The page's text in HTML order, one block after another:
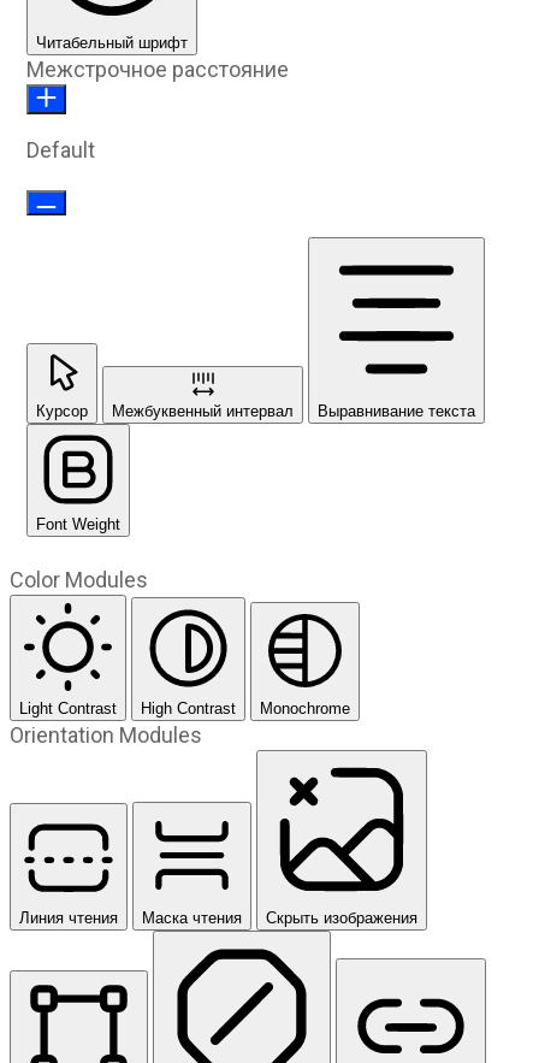
Читабельный шрифт
Межстрочное расстояние
Default
Курсор Межбуквенный интервал Выравнивание текста
Font Weight
Color Modules
Light Contrast High Contrast Monochrome
Orientation Modules
Линия чтения Маска чтения Скрыть изображения